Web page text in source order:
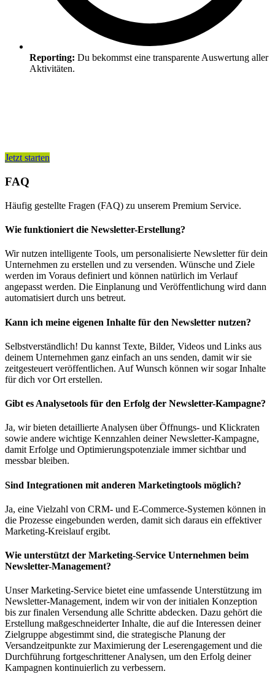
Reporting: Du bekommst eine transparente Auswertung aller
Aktivitäten.
Jetzt starten
FAQ
Häufig gestellte Fragen (FAQ) zu unserem Premium Service.
Wie funktioniert die Newsletter-Erstellung?
Wir nutzen intelligente Tools, um personalisierte Newsletter für dein
Unternehmen zu erstellen und zu versenden. Wünsche und Ziele
werden im Voraus definiert und können natürlich im Verlauf
angepasst werden. Die Einplanung und Veröffentlichung wird dann
automatisiert durch uns betreut.
Kann ich meine eigenen Inhalte für den Newsletter nutzen?
Selbstverständlich! Du kannst Texte, Bilder, Videos und Links aus
deinem Unternehmen ganz einfach an uns senden, damit wir sie
zeitgesteuert veröffentlichen. Auf Wunsch können wir sogar Inhalte
für dich vor Ort erstellen.
Gibt es Analysetools für den Erfolg der Newsletter-Kampagne?
Ja, wir bieten detaillierte Analysen über Öffnungs- und Klickraten
sowie andere wichtige Kennzahlen deiner Newsletter-Kampagne,
damit Erfolge und Optimierungspotenziale immer sichtbar und
messbar bleiben.
Sind Integrationen mit anderen Marketingtools möglich?
Ja, eine Vielzahl von CRM- und E-Commerce-Systemen können in
die Prozesse eingebunden werden, damit sich daraus ein effektiver
Marketing-Kreislauf ergibt.
Wie unterstützt der Marketing-Service Unternehmen beim
Newsletter-Management?
Unser Marketing-Service bietet eine umfassende Unterstützung im
Newsletter-Management, indem wir von der initialen Konzeption
bis zur finalen Versendung alle Schritte abdecken. Dazu gehört die
Erstellung maßgeschneiderter Inhalte, die auf die Interessen deiner
Zielgruppe abgestimmt sind, die strategische Planung der
Versandzeitpunkte zur Maximierung der Leserengagement und die
Durchführung fortgeschrittener Analysen, um den Erfolg deiner
Kampagnen kontinuierlich zu verbessern.